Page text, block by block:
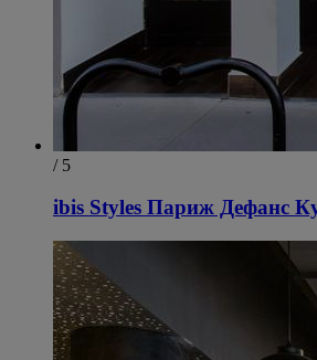
/ 5
ibis Styles Париж Дефанс